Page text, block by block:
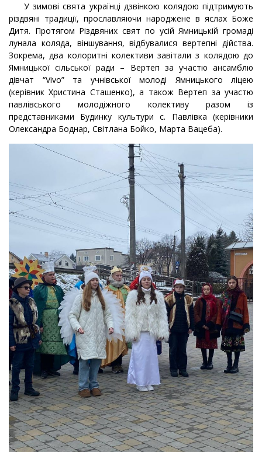
У зимові свята українці дзвінкою колядою підтримують
різдвяні традиції, прославляючи народжене в яслах Боже
Дитя. Протягом Різдвяних свят по усій Ямницькій громаді
лунала коляда, віншування, відбувалися вертепні дійства.
Зокрема, два колоритні колективи завітали з колядою до
Ямницької сільської ради – Вертеп за участю ансамблю
дівчат “Vivo” та учнівської молоді Ямницького ліцею
(керівник Христина Сташенко), а також Вертеп за участю
павлівського молодіжного колективу разом із
представниками Будинку культури с. Павлівка (керівники
Олександра Боднар, Світлана Бойко, Марта Вацеба).